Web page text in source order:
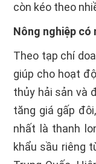
còn kéo theo
Nông nghiệp có
Theo tạp chí
giúp cho hoạt
thủy hải sản và
tăng giá gấp
nhất là thanh
khẩu sầu riêng